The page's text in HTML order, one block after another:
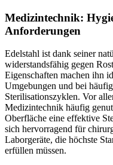
Medizintechnik:
Anforderungen
Edelstahl ist dank seiner
widerstandsfähig gegen
Eigenschaften machen ihn
Umgebungen und bei
Sterilisationszyklen. Vor
Medizintechnik häufig
Oberfläche eine effektive
sich hervorragend für
Laborgeräte, die höchste
erfüllen müssen.